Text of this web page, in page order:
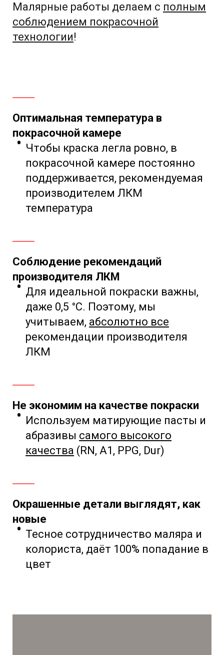
Малярные работы делаем с полным
соблюдением покрасочной
технологии!
Оптимальная температура в
покрасочной камере
Чтобы краска легла ровно, в
покрасочной камере постоянно
поддерживается, рекомендуемая
производителем ЛКМ
температура
Соблюдение рекомендаций
производителя ЛКМ
Для идеальной покраски важны,
даже 0,5 °С. Поэтому, мы
учитываем, абсолютно все
рекомендации производителя
ЛКМ
Не экономим на качестве покраски
Используем матирующие пасты и
абразивы самого высокого
качества (RN, A1, PPG, Dur)
Окрашенные детали выглядят, как
новые
Тесное сотрудничество маляра и
колориста, даёт 100% попадание в
цвет